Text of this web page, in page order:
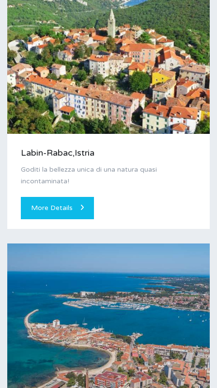
Labin-Rabac,Istria
Goditi la bellezza unica di una natura quasi
incontaminata!
More Details